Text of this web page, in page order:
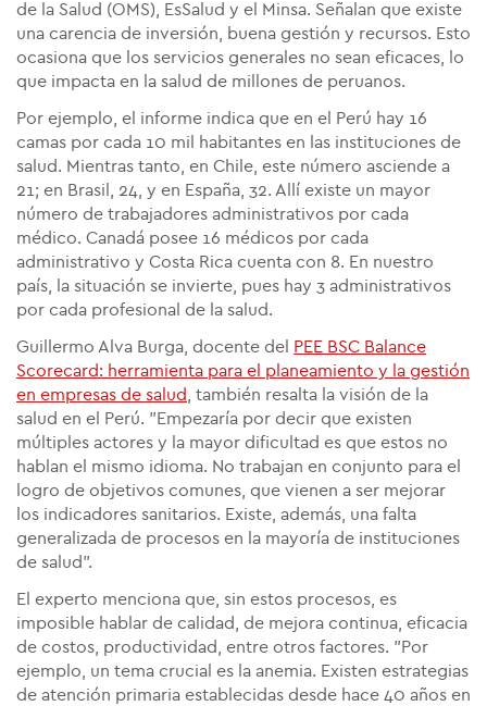
de la Salud (OMS), EsSalud y el Minsa. Señalan que existe
una carencia de inversión, buena gestión y recursos. Esto
ocasiona que los servicios generales no sean eficaces, lo
que impacta en la salud de millones de peruanos.
Por ejemplo, el informe indica que en el Perú hay 16
camas por cada 10 mil habitantes en las instituciones de
salud. Mientras tanto, en Chile, este número asciende a
21; en Brasil, 24, y en España, 32. Allí existe un mayor
número de trabajadores administrativos por cada
médico. Canadá posee 16 médicos por cada
administrativo y Costa Rica cuenta con 8. En nuestro
país, la situación se invierte, pues hay 3 administrativos
por cada profesional de la salud.
Guillermo Alva Burga, docente del
PEE BSC Balance
Scorecard: herramienta para el planeamiento y la gestión
en empresas de salud
, también resalta la visión de la
salud en el Perú. "Empezaría por decir que existen
múltiples actores y la mayor dificultad es que estos no
hablan el mismo idioma. No trabajan en conjunto para el
logro de objetivos comunes, que vienen a ser mejorar
los indicadores sanitarios. Existe, además, una falta
generalizada de procesos en la mayoría de instituciones
de salud".
El experto menciona que, sin estos procesos, es
imposible hablar de calidad, de mejora continua, eficacia
de costos, productividad, entre otros factores. "Por
ejemplo, un tema crucial es la anemia. Existen estrategias
de atención primaria establecidas desde hace 40 años en